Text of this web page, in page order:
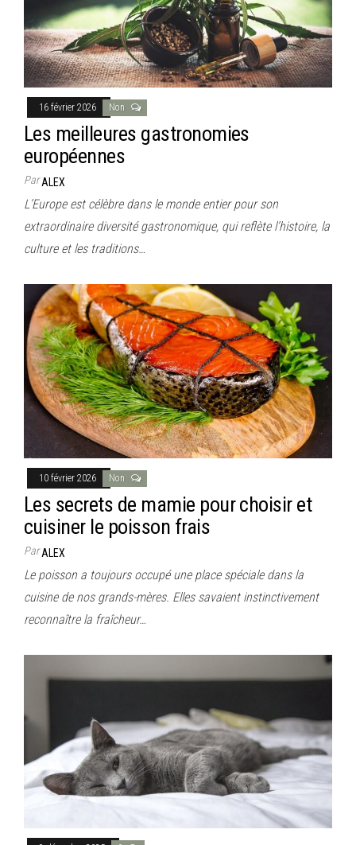
16 février 2026 Non
Les meilleures gastronomies
européennes
ParALEX
L’Europe est célèbre dans le monde entier pour son
extraordinaire diversité gastronomique, qui reflète l’histoire, la
culture et les traditions…
10 février 2026 Non
Les secrets de mamie pour choisir et
cuisiner le poisson frais
ParALEX
Le poisson a toujours occupé une place spéciale dans la
cuisine de nos grands-mères. Elles savaient instinctivement
reconnaître la fraîcheur…